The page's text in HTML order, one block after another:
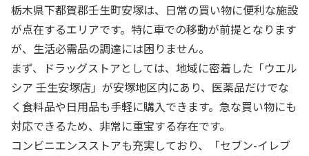
栃木県下都賀郡壬生町安塚は、日常の買い物に便利な施設
が点在するエリアです。特に車での移動が前提となります
が、生活必需品の調達には困りません。
まず、ドラッグストアとしては、地域に密着した「ウエル
シア 壬生安塚店」が安塚地区内にあり、医薬品だけでな
く食料品や日用品も手軽に購入できます。急な買い物にも
対応できるため、非常に重宝する存在です。
コンビニエンスストアも充実しており、「セブン-イレブ